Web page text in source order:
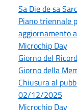
Sa Die de sa
Piano triennale
aggiornamento
Microchip Day
Giorno del
Giorno della
Chiusura al
02/12/2025
Microchip Day